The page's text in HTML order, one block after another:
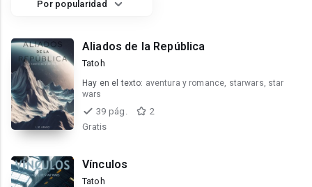
Por popularidad
Aliados de la República
Tatoh
Hay en el texto: aventura y romance, starwars, star
wars
39 pág.
2
Gratis
Vínculos
Tatoh